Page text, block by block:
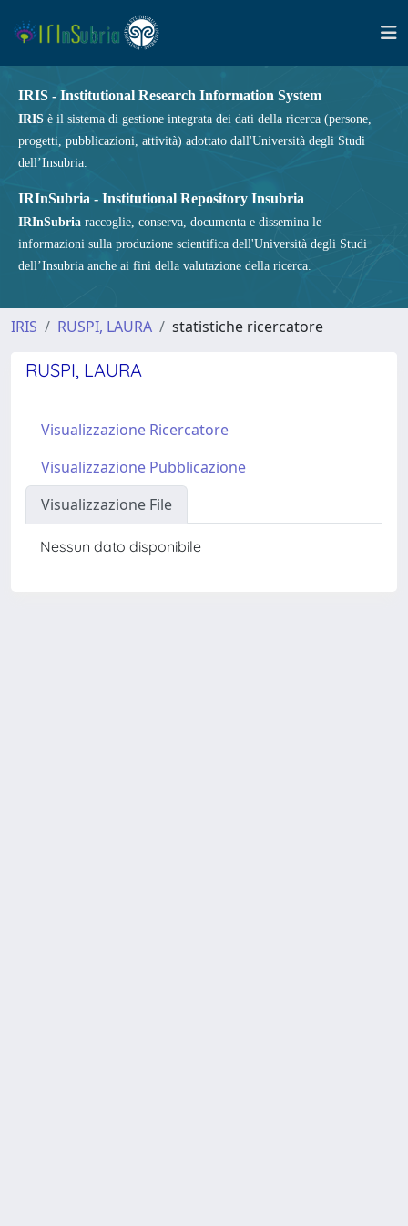
IRIS - Institutional Research Information System
IRIS è il sistema di gestione integrata dei dati della ricerca (persone,
progetti, pubblicazioni, attività) adottato dall'Università degli Studi
dell’Insubria.
IRInSubria - Institutional Repository Insubria
IRInSubria raccoglie, conserva, documenta e dissemina le
informazioni sulla produzione scientifica dell'Università degli Studi
dell’Insubria anche ai fini della valutazione della ricerca.
IRIS RUSPI, LAURA statistiche ricercatore
RUSPI, LAURA
Visualizzazione Ricercatore
Visualizzazione Pubblicazione
Visualizzazione File
Nessun dato disponibile